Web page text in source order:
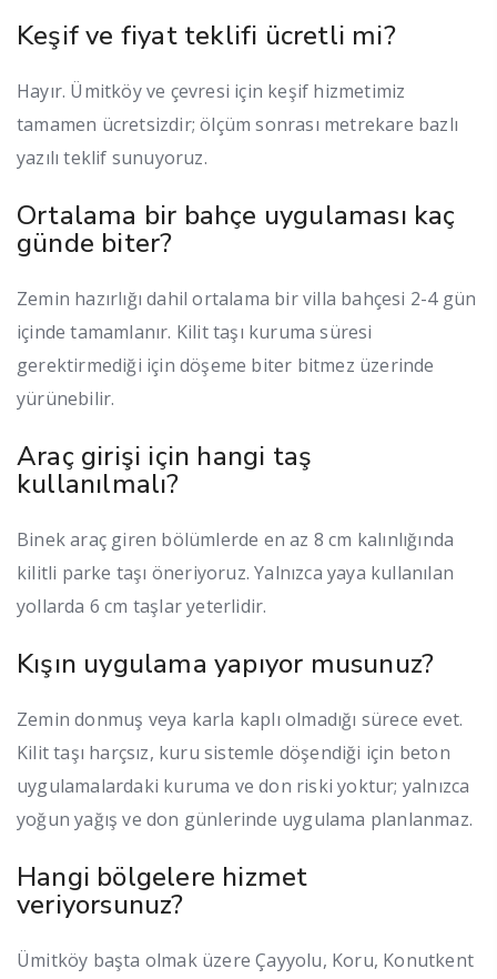
Keşif ve fiyat teklifi ücretli mi?
Hayır. Ümitköy ve çevresi için keşif hizmetimiz
tamamen ücretsizdir; ölçüm sonrası metrekare bazlı
yazılı teklif sunuyoruz.
Ortalama bir bahçe uygulaması kaç
günde biter?
Zemin hazırlığı dahil ortalama bir villa bahçesi 2-4 gün
içinde tamamlanır. Kilit taşı kuruma süresi
gerektirmediği için döşeme biter bitmez üzerinde
yürünebilir.
Araç girişi için hangi taş
kullanılmalı?
Binek araç giren bölümlerde en az 8 cm kalınlığında
kilitli parke taşı öneriyoruz. Yalnızca yaya kullanılan
yollarda 6 cm taşlar yeterlidir.
Kışın uygulama yapıyor musunuz?
Zemin donmuş veya karla kaplı olmadığı sürece evet.
Kilit taşı harçsız, kuru sistemle döşendiği için beton
uygulamalardaki kuruma ve don riski yoktur; yalnızca
yoğun yağış ve don günlerinde uygulama planlanmaz.
Hangi bölgelere hizmet
veriyorsunuz?
Ümitköy başta olmak üzere Çayyolu, Koru, Konutkent